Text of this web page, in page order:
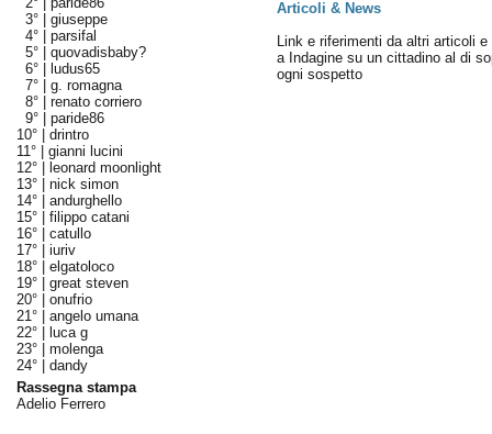
3° | giuseppe
4° | parsifal
5° | quovadisbaby?
6° |
ludus65
7° | g. romagna
8° | renato corriero
9° | paride86
10° | drintro
11° | gianni lucini
12° |
leonard moonlight
13° | nick simon
14° | andurghello
15° | filippo catani
16° | catullo
17° | iuriv
18° | elgatoloco
19° | great steven
20° | onufrio
21° | angelo umana
22° |
luca g
23° | molenga
24° | dandy
Rassegna stampa
Adelio Ferrero
Articoli & News
Link e riferimenti da altri articoli e
a Indagine su un cittadino al di
ogni sospetto